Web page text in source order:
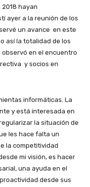
hayan
ayer a la reunión de los
un avance en este
así la totalidad de los
observó en el encuentro
y socios en
informáticas. La
y está interesada en
la situación de
les hace falta un
la competitividad
mi visión, es hacer
una ayuda en el
desde sus